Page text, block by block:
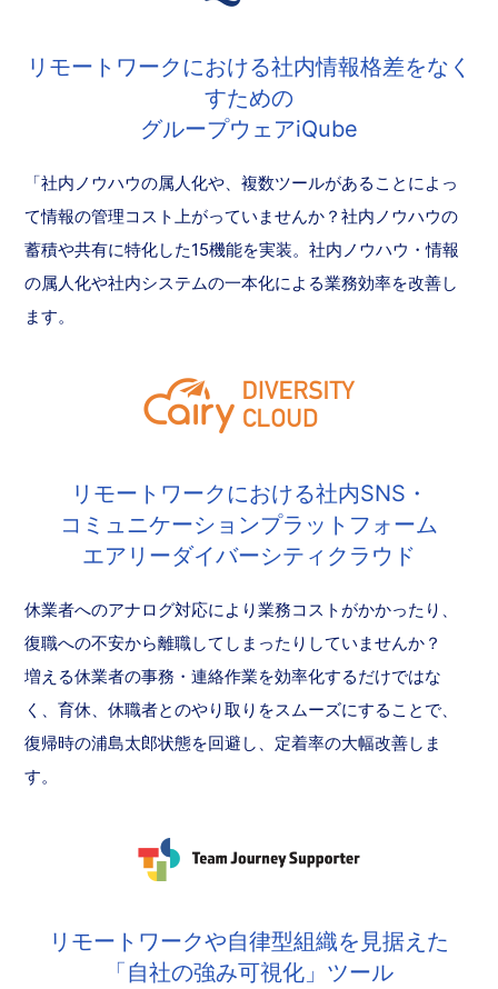
リモートワークにおける社内情報格差をなく
すための
グループウェアiQube
「社内ノウハウの属人化や、複数ツールがあることによっ
て情報の管理コスト上がっていませんか？社内ノウハウの
蓄積や共有に特化した15機能を実装。社内ノウハウ・情報
の属人化や社内システムの一本化による業務効率を改善し
ます。
リモートワークにおける社内SNS・
コミュニケーションプラットフォーム
エアリーダイバーシティクラウド
休業者へのアナログ対応により業務コストがかかったり、
復職への不安から離職してしまったりしていませんか？
増える休業者の事務・連絡作業を効率化するだけではな
く、育休、休職者とのやり取りをスムーズにすることで、
復帰時の浦島太郎状態を回避し、定着率の大幅改善しま
す。
リモートワークや自律型組織を見据えた
「自社の強み可視化」ツール